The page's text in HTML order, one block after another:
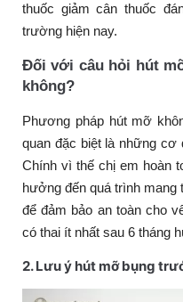
thuốc giảm cân thuốc
trường hiện nay.
Đối với câu hỏi hút
không?
Phương pháp hút mỡ
quan đặc biệt là những cơ
Chính vì thế chị em hoàn
hưởng đến quá trình mang
để đảm bảo an toàn cho
có thai ít nhất sau 6 tháng
2. Lưu ý hút mỡ bụng